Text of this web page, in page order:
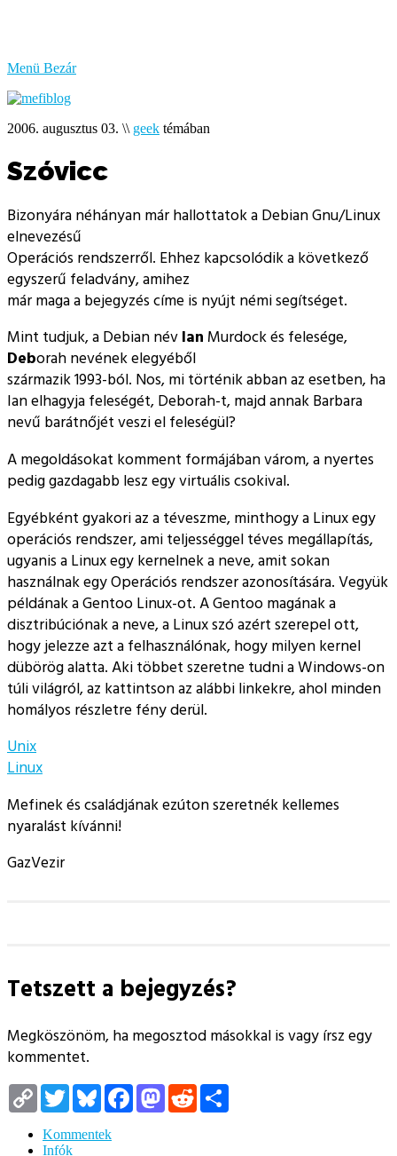
Menü Bezár
2006. augusztus 03. \\ geek témában
Szóvicc
Bizonyára néhányan már hallottatok a Debian Gnu/Linux
elnevezésű
Operációs rendszerről. Ehhez kapcsolódik a következő
egyszerű feladvány, amihez
már maga a bejegyzés címe is nyújt némi segítséget.
Mint tudjuk, a Debian név Ian Murdock és felesége,
Deborah nevének elegyéből
származik 1993-ból. Nos, mi történik abban az esetben, ha
Ian elhagyja feleségét, Deborah-t, majd annak Barbara
nevű barátnőjét veszi el feleségül?
A megoldásokat komment formájában várom, a nyertes
pedig gazdagabb lesz egy virtuális csokival.
Egyébként gyakori az a téveszme, minthogy a Linux egy
operációs rendszer, ami teljességgel téves megállapítás,
ugyanis a Linux egy kernelnek a neve, amit sokan
használnak egy Operációs rendszer azonosítására. Vegyük
példának a Gentoo Linux-ot. A Gentoo magának a
disztribúciónak a neve, a Linux szó azért szerepel ott,
hogy jelezze azt a felhasználónak, hogy milyen kernel
dübörög alatta. Aki többet szeretne tudni a Windows-on
túli világról, az kattintson az alábbi linkekre, ahol minden
homályos részletre fény derül.
Unix
Linux
Mefinek és családjának ezúton szeretnék kellemes
nyaralást kívánni!
GazVezir
Tetszett a bejegyzés?
Megköszönöm, ha megosztod másokkal is vagy írsz egy
kommentet.
Copy
Link
TwitterBlueskyFacebookMastodon
Reddit
Kommentek
Infók